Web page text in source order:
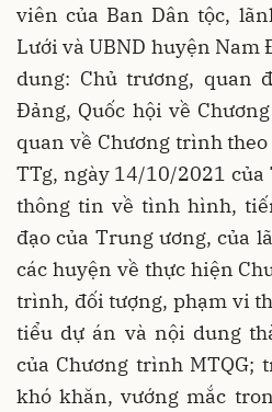
viên của Ban Dân tộc,
Lưới và UBND huyện
dung: Chủ trương, quan
Đảng, Quốc hội về
quan về Chương trình
TTg, ngày 14/10/2021
thông tin về tình hình,
đạo của Trung ương, của
các huyện về thực hiện
trình, đối tượng, phạm vi
tiểu dự án và nội dung
của Chương trình MTQG;
khó khăn, vướng mắc